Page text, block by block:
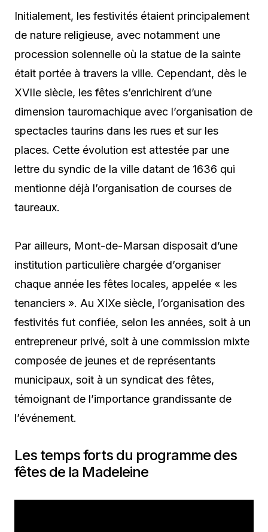
Initialement, les festivités étaient principalement
de nature religieuse, avec notamment une
procession solennelle où la statue de la sainte
était portée à travers la ville. Cependant, dès le
XVIIe siècle, les fêtes s’enrichirent d’une
dimension tauromachique avec l’organisation de
spectacles taurins dans les rues et sur les
places. Cette évolution est attestée par une
lettre du syndic de la ville datant de 1636 qui
mentionne déjà l’organisation de courses de
taureaux.
Par ailleurs, Mont-de-Marsan disposait d’une
institution particulière chargée d’organiser
chaque année les fêtes locales, appelée « les
tenanciers ». Au XIXe siècle, l’organisation des
festivités fut confiée, selon les années, soit à un
entrepreneur privé, soit à une commission mixte
composée de jeunes et de représentants
municipaux, soit à un syndicat des fêtes,
témoignant de l’importance grandissante de
l’événement.
Les temps forts du programme des
fêtes de la Madeleine